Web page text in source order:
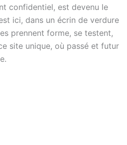
confidentiel, est devenu le
ici, dans un écrin de verdure
prennent forme, se testent,
site unique, où passé et futur